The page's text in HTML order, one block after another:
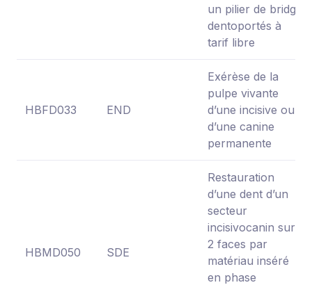
un pilier de bridge
dentoportés à
tarif libre
HBFD033 END
Exérèse de la
pulpe vivante
d’une incisive ou
d’une canine
permanente
HBMD050 SDE
Restauration
d’une dent d’un
secteur
incisivocanin sur
2 faces par
matériau inséré
en phase